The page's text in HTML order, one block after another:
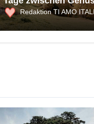
und Kultur
Redaktion TI AMO